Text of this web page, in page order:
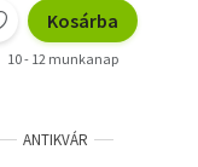
Kosárba
10 - 12 munkanap
ANTIKVÁR